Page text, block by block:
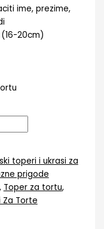
ime, prezime,
20cm)
toperi i ukrasi za
prigode
, Toper za tortu,
Za Torte